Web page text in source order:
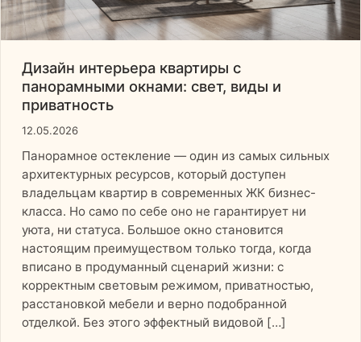
Дизайн интерьера квартиры с
панорамными окнами: свет, виды и
приватность
12.05.2026
Панорамное остекление — один из самых сильных
архитектурных ресурсов, который доступен
владельцам квартир в современных ЖК бизнес-
класса. Но само по себе оно не гарантирует ни
уюта, ни статуса. Большое окно становится
настоящим преимуществом только тогда, когда
вписано в продуманный сценарий жизни: с
корректным световым режимом, приватностью,
расстановкой мебели и верно подобранной
отделкой. Без этого эффектный видовой […]